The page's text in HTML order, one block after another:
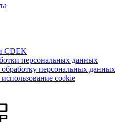
CDEK
персональных данных
персональных данных
cookie